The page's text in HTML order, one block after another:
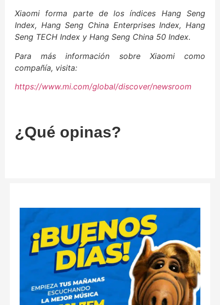
Xiaomi forma parte de los índices Hang Seng
Index, Hang Seng China Enterprises Index, Hang
Seng TECH Index y Hang Seng China 50 Index.
Para más información sobre Xiaomi como
compañía, visita:
https://www.mi.com/global/discover/newsroom
¿Qué opinas?